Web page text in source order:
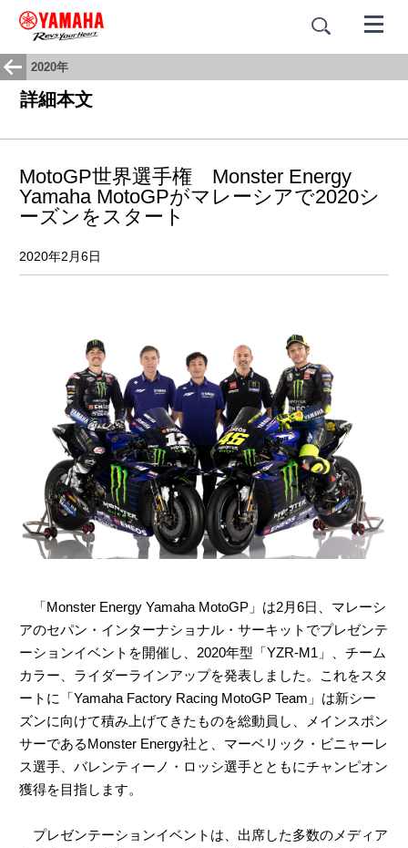
2020年
詳細本文
MotoGP世界選手権 Monster Energy
Yamaha MotoGPがマレーシアで2020シ
ーズンをスタート
2020年2月6日
「Monster Energy Yamaha MotoGP」は2月6日、マレーシ
アのセパン・インターナショナル・サーキットでプレゼンテ
ーションイベントを開催し、2020年型「YZR-M1」、チーム
カラー、ライダーラインアップを発表しました。これをスタ
ートに「Yamaha Factory Racing MotoGP Team」は新シー
ズンに向けて積み上げてきたものを総動員し、メインスポン
サーであるMonster Energy社と、マーベリック・ビニャーレ
ス選手、バレンティーノ・ロッシ選手とともにチャンピオン
獲得を目指します。
プレゼンテーションイベントは、出席した多数のメディア